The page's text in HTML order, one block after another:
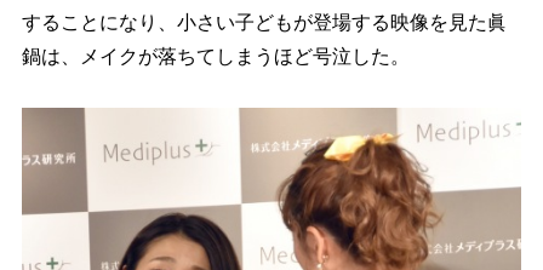
することになり、小さい子どもが登場する映像を見た眞
鍋は、メイクが落ちてしまうほど号泣した。